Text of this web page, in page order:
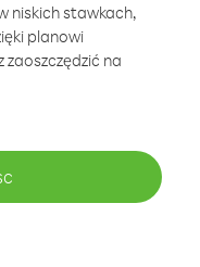
niskich stawkach,
planowi
na